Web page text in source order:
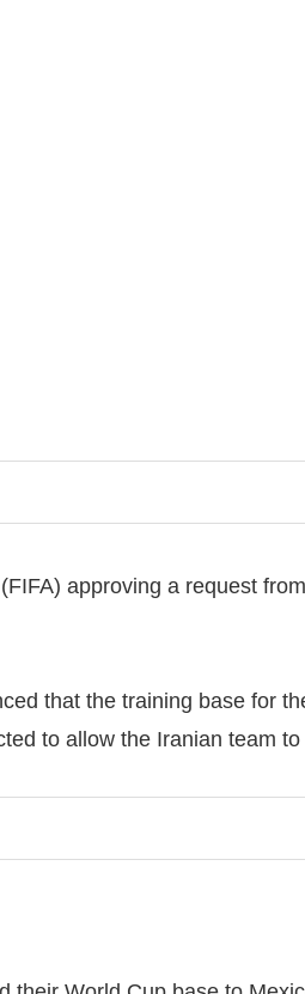
approving a request
that the training base for
to allow the Iranian team